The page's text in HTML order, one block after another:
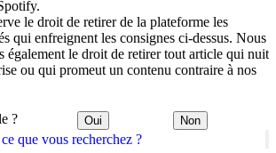
que vous recherchez ?
le droit de retirer de la plateforme les
qui enfreignent les consignes ci-dessus. Nous
également le droit de retirer tout article qui nuit
ou qui promeut un contenu contraire à nos
? Oui Non